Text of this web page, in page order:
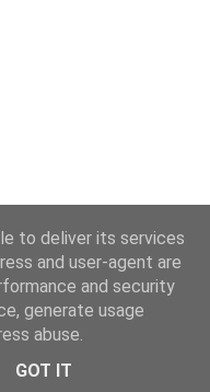
to deliver its services
and user-agent are
and security
generate usage
abuse.
GOT IT